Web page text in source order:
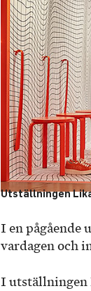
Utställningen
I en pågående
vardagen och
I utställningen